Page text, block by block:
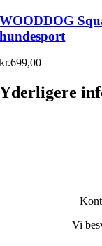
WOODDOG
hundesport
kr.699,00
Yderligere
Vi